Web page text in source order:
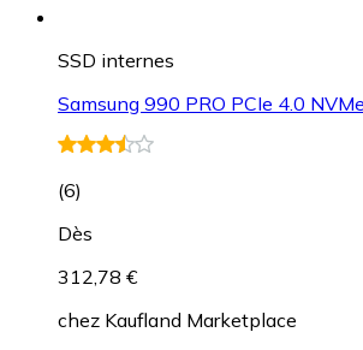
SSD internes
Samsung 990 PRO PCIe 4.0
(6)
Dès
312,78 €
chez Kaufland Marketplace